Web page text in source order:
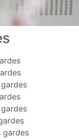
gardes